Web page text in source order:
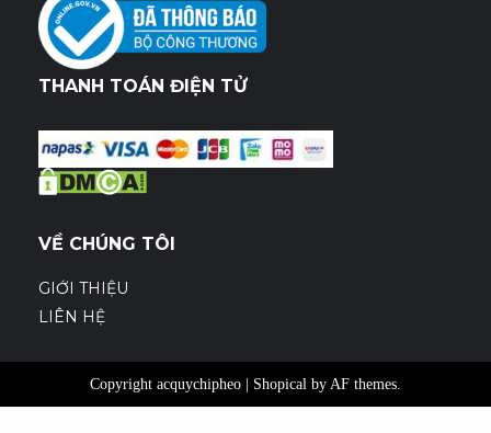
THANH TOÁN ĐIỆN TỬ
VỀ CHÚNG TÔI
GIỚI THIỆU
LIÊN HỆ
Copyright acquychipheo | Shopical by AF themes.